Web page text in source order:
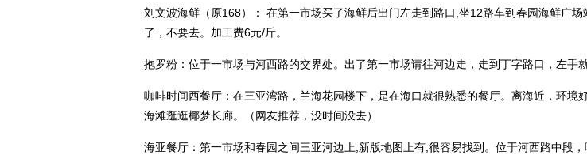
刘文波海鲜（原168）
： 在第一市场买了海鲜后出门左走到路口,坐12路车到春园海鲜广
了，不要去。加工费6元/斤。
抱罗粉： 位于一市场与河西路的交界处。出了第一市场请往河边走，走到丁字路口，左手
咖啡时间西餐厅 ：在三亚湾路，兰海花园楼下，是在海口就很熟悉的餐厅。离海近，环
海滩逛逛椰梦长廊。（网友推荐，没时间没去）
海亚餐厅 ：第一市场和春园之间三亚河边上,新版地图上有,很容易找到。位于河西路中段